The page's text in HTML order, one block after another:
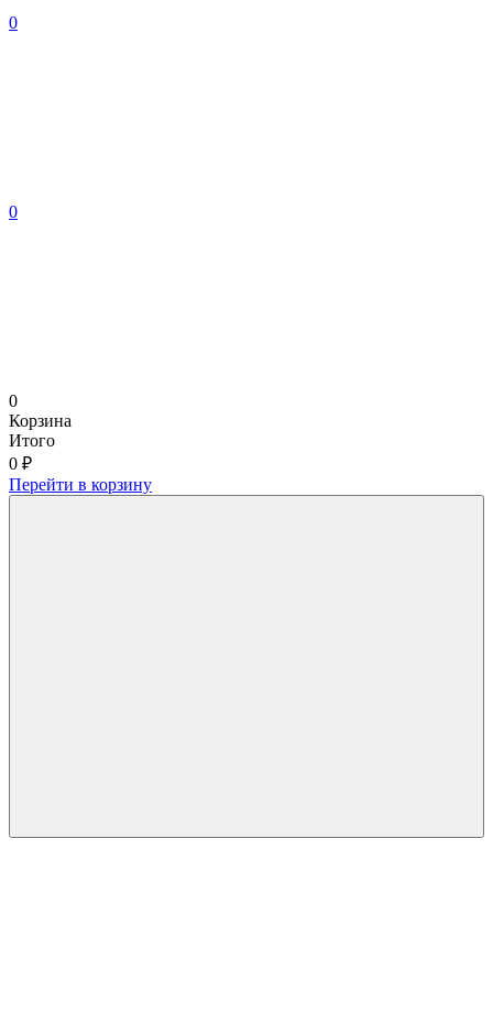
0
0
0
Корзина
Итого
0 ₽
Перейти в корзину